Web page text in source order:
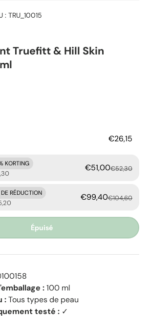
: TRU_10015
Truefitt & Hill Skin
€26,15
KORTING €51,00€52,30
RÉDUCTION €99,40€104,60
Épuisé
:100 ml
:Tous types de peau
testé : ✓